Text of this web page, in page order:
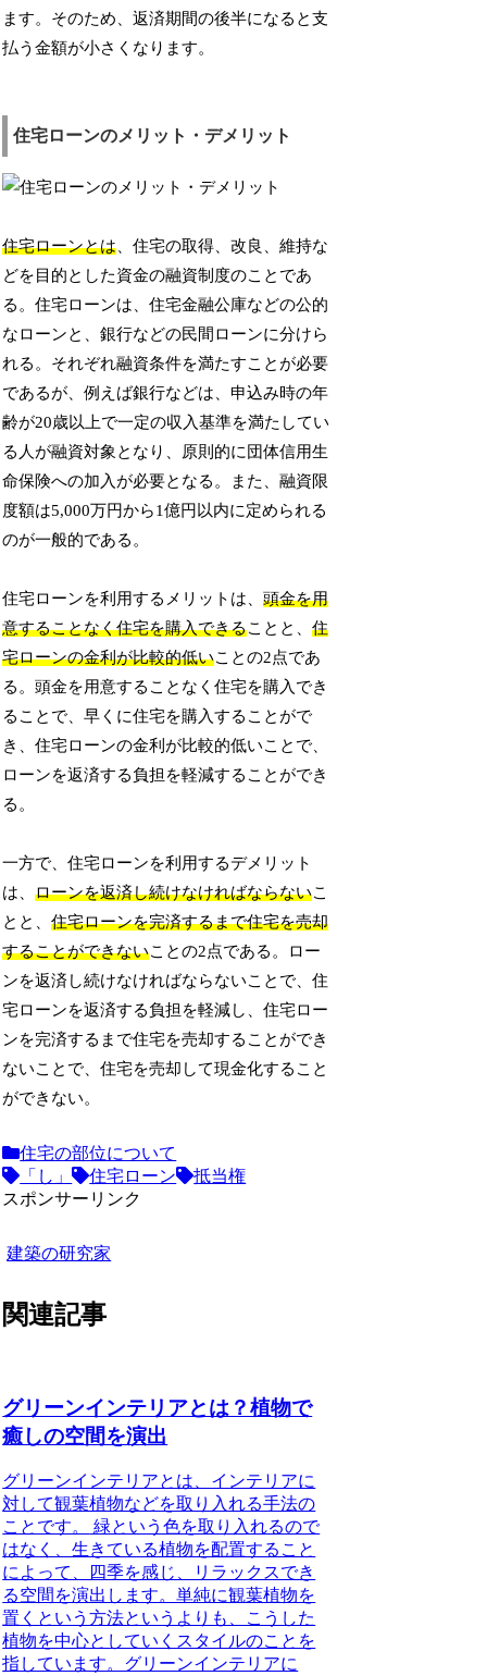
ます。そのため、返済期間の後半になると支
払う金額が小さくなります。
住宅ローンのメリット・デメリット
住宅ローンとは、住宅の取得、改良、維持な
どを目的とした資金の融資制度のことであ
る。住宅ローンは、住宅金融公庫などの公的
なローンと、銀行などの民間ローンに分けら
れる。それぞれ融資条件を満たすことが必要
であるが、例えば銀行などは、申込み時の年
齢が20歳以上で一定の収入基準を満たしてい
る人が融資対象となり、原則的に団体信用生
命保険への加入が必要となる。また、融資限
度額は5,000万円から1億円以内に定められる
のが一般的である。
住宅ローンを利用するメリットは、頭金を用
意することなく住宅を購入できることと、住
宅ローンの金利が比較的低いことの2点であ
る。頭金を用意することなく住宅を購入でき
ることで、早くに住宅を購入することがで
き、住宅ローンの金利が比較的低いことで、
ローンを返済する負担を軽減することができ
る。
一方で、住宅ローンを利用するデメリット
は、ローンを返済し続けなければならないこ
とと、住宅ローンを完済するまで住宅を売却
することができないことの2点である。ロー
ンを返済し続けなければならないことで、住
宅ローンを返済する負担を軽減し、住宅ロー
ンを完済するまで住宅を売却することができ
ないことで、住宅を売却して現金化すること
ができない。
住宅の部位について
「し」
住宅ローン
抵当権
スポンサーリンク
建築の研究家
関連記事
グリーンインテリアとは？植物で
癒しの空間を演出
グリーンインテリアとは、インテリアに
対して観葉植物などを取り入れる手法の
ことです。
緑という色を取り入れるので
はなく、生きている植物を配置すること
によって、四季を感じ、リラックスでき
る空間を演出します。単純に観葉植物を
置くという方法というよりも、こうした
植物を中心としていくスタイルのことを
指しています。グリーンインテリアに